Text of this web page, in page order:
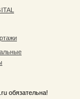
обязательна!